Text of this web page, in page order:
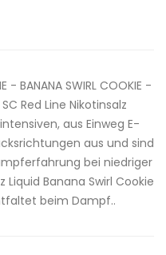
BANANA SWIRL COOKIE -
Red Line Nikotinsalz
aus Einweg E-
aus und sind
bei niedriger
Banana Swirl Cookie
beim Dampf..